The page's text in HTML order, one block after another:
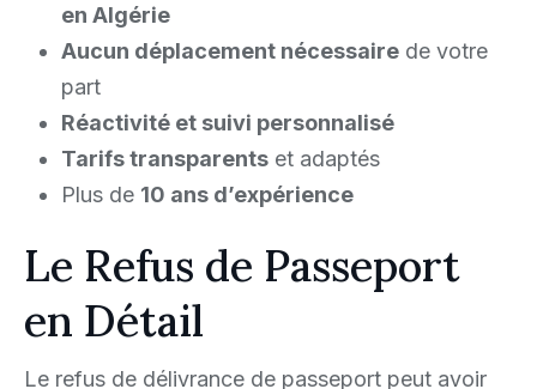
en Algérie
Aucun déplacement nécessairede votre
part
Réactivité et suivi personnalisé
Tarifs transparentset adaptés
Plus de 10 ans d’expérience
Le Refus de Passeport
en Détail
Le refus de délivrance de passeport peut avoir